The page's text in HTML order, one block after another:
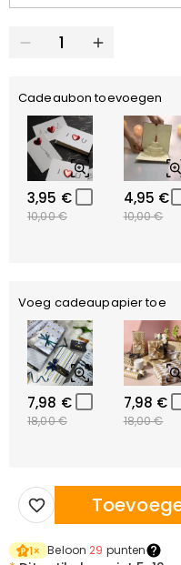
Cadeaubon toevoegen
3,95 €
10,00 €
4,95 €
10,00 €
Voeg cadeaupapier toe
7,98 €
18,00 €
7,98 €
18,00 €
1× Beloon 29 punten